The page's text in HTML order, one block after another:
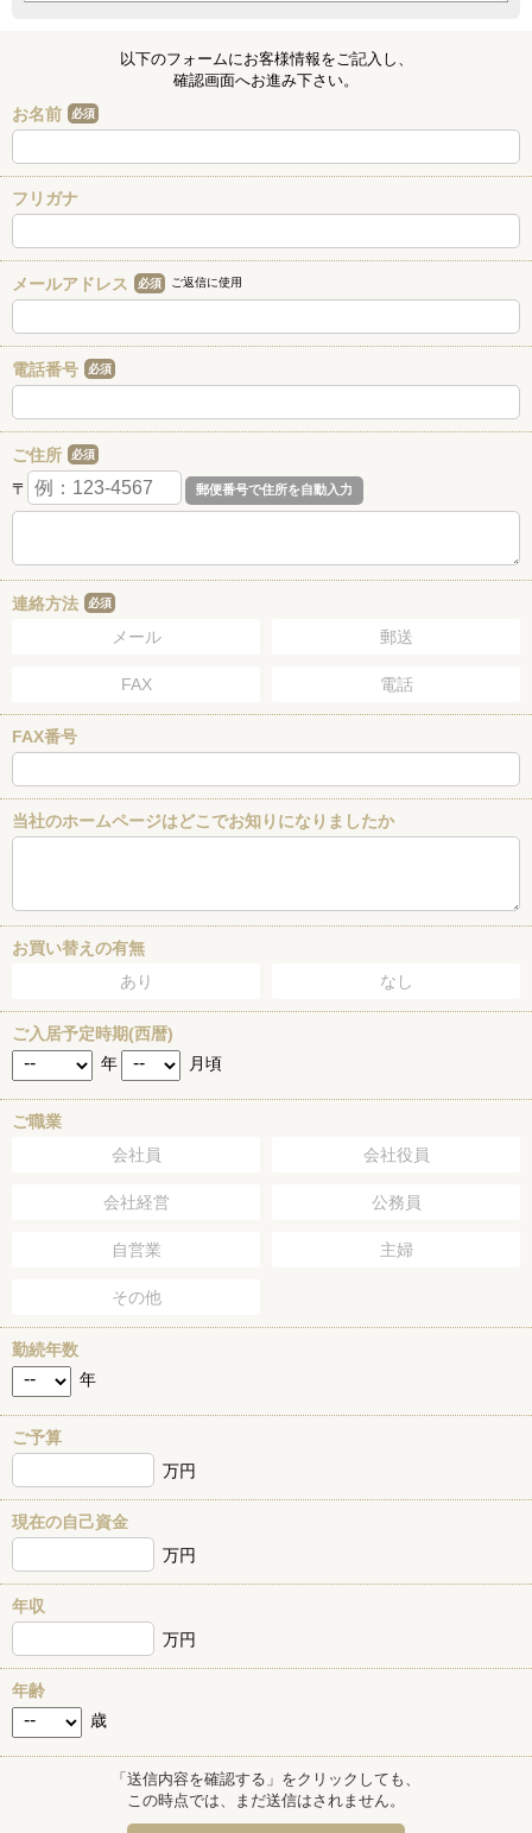
以下のフォームにお客様情報をご記入し、
確認画面へお進み下さい。
お名前 必須
フリガナ
メールアドレス 必須 ご返信に使用
電話番号 必須
ご住所 必須
〒
連絡方法 必須
メール 郵送
FAX 電話
FAX番号
当社のホームページはどこでお知りになりましたか
お買い替えの有無
あり
なし
ご入居予定時期(西暦)
年
月頃
ご職業
会社員
会社役員
会社経営 公務員
自営業 主婦
その他
勤続年数
年
ご予算
万円
現在の自己資金
万円
年収
万円
年齢
歳
「送信内容を確認する」をクリックしても、
この時点では、まだ送信はされません。